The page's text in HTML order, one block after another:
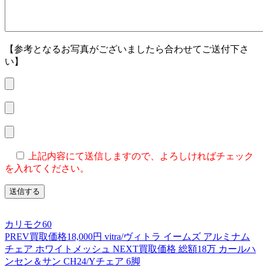
【参考となるお写真がございましたら合わせてご送付下さ
い】
上記内容にて送信しますので、よろしければチェック
を入れてください。
カリモク60
PREV買取価格18,000円 vitra/ヴィトラ イームズ アルミナム
チェア ホワイトメッシュ NEXT買取価格 総額18万 カールハ
ンセン＆サン CH24/Yチェア 6脚